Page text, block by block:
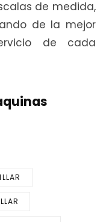
de medida,
de la mejor
de cada